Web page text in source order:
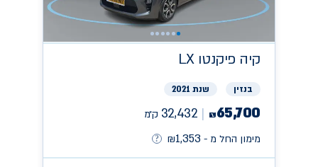
קיה פיקנטו LX
בנזין שנת 2021
₪65,700
32,432 ק״מ
מימון החל מ -
₪1,353